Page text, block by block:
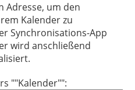
Adresse, um den
Kalender zu
Synchronisations-App
wird anschließend
""Kalender"":